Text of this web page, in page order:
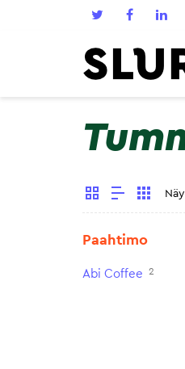
Paahtimo
Abi Coffee 2